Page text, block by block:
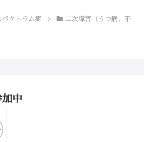
ペクトラム症
二次障害（うつ病、不
中